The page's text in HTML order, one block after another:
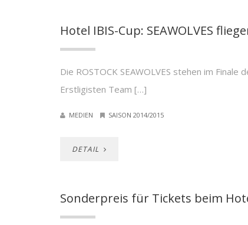
Hotel IBIS-Cup: SEAWOLVES
Die ROSTOCK SEAWOLVES stehen im
Erstligisten Team […]
MEDIEN SAISON 2014/2015
DETAIL
Sonderpreis für Tickets beim